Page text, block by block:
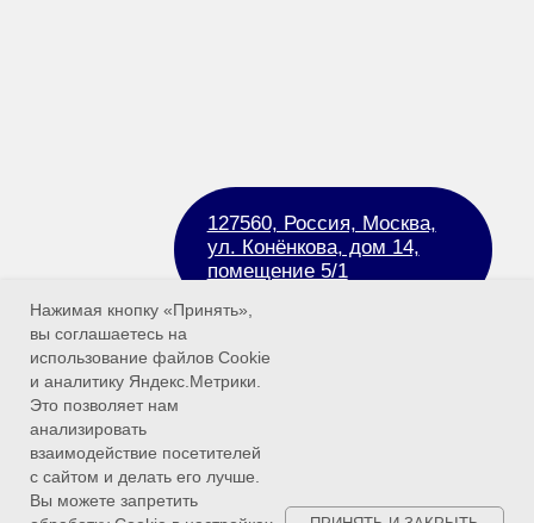
Нажимая кнопку «Принять»,
вы соглашаетесь на
использование файлов Cookie
и аналитику Яндекс.Метрики.
Это позволяет нам
анализировать
взаимодействие посетителей
с сайтом и делать его лучше.
Вы можете запретить